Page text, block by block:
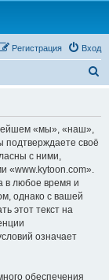
Вход
Регистрация
«мы», «наш»,
подтверждаете своё
с ними,
«www.kytoon.com».
в любое время и
однако с вашей
этот текст на
означает
обеспечения